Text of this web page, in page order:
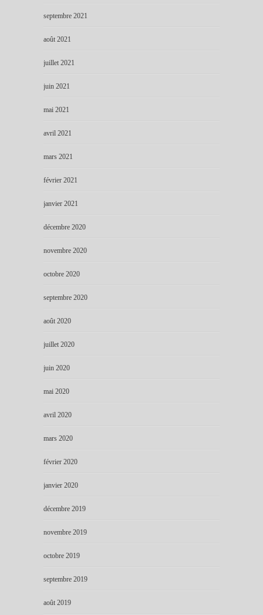
septembre 2021
août 2021
juillet 2021
juin 2021
mai 2021
avril 2021
mars 2021
février 2021
janvier 2021
décembre 2020
novembre 2020
octobre 2020
septembre 2020
août 2020
juillet 2020
juin 2020
mai 2020
avril 2020
mars 2020
février 2020
janvier 2020
décembre 2019
novembre 2019
octobre 2019
septembre 2019
août 2019